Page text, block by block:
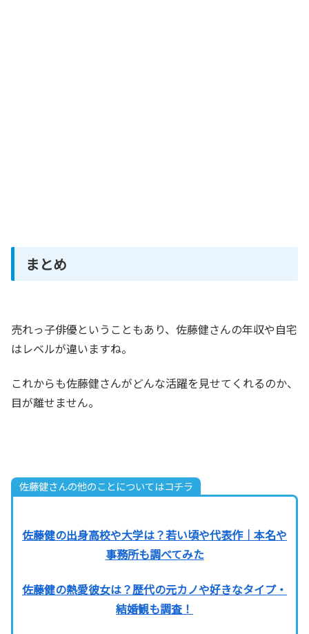
まとめ
売れっ子俳優ということもあり、佐藤健さんの年収や自宅
はレベルが違いますね。
これからも佐藤健さんがどんな活躍を見せてくれるのか、
目が離せません。
佐藤健さんの他のことについてはコチラ
佐藤健の出身高校や大学は？若い頃や代表作｜本名や
事務所も調べてみた
佐藤健の熱愛彼女は？歴代の元カノや好きなタイプ・
結婚観も調査！